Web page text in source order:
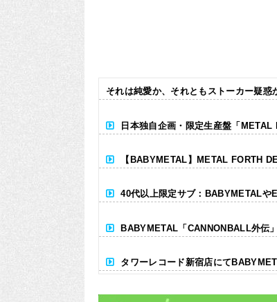
それは純愛か、それともストーカー疑惑
日本独自企画・限定生産盤「
【BABYMETAL】METAL FORTH
40代以上限定サブ：BABYMETAL
BABYMETAL「CANNONBALL外伝
タワーレコード新宿店にて